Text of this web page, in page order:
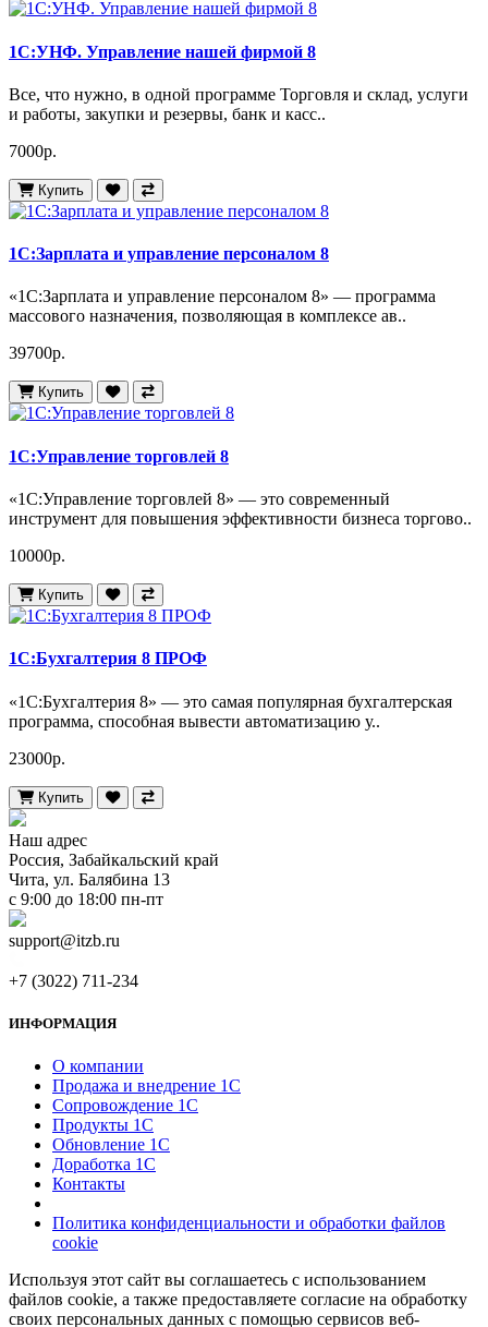
1С:УНФ. Управление нашей фирмой 8
Все, что нужно, в одной программе Торговля и склад, услуги
и работы, закупки и резервы, банк и касс..
7000р.
Купить
1С:Зарплата и управление персоналом 8
«1С:Зарплата и управление персоналом 8» — программа
массового назначения, позволяющая в комплексе ав..
39700р.
Купить
1С:Управление торговлей 8
«1С:Управление торговлей 8» — это современный
инструмент для повышения эффективности бизнеса торгово..
10000р.
Купить
1С:Бухгалтерия 8 ПРОФ
«1C:Бухгалтерия 8» — это самая популярная бухгалтерская
программа, способная вывести автоматизацию у..
23000р.
Купить
Наш адрес
Россия, Забайкальский край
Чита, ул. Балябина 13
с 9:00 до 18:00 пн-пт
support@itzb.ru
+7 (3022) 711-234
ИНФОРМАЦИЯ
О компании
Продажа и внедрение 1С
Сопровождение 1С
Продукты 1С
Обновление 1С
Доработка 1С
Контакты
Политика конфиденциальности и обработки файлов
cookie
Используя этот сайт вы соглашаетесь с использованием
файлов cookie, а также предоставляете согласие на обработку
своих персональных данных с помощью сервисов веб-